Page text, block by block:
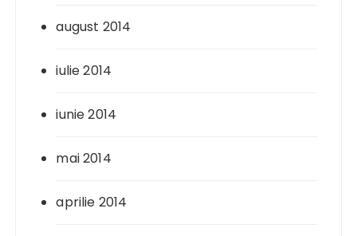
august 2014
iulie 2014
iunie 2014
mai 2014
aprilie 2014